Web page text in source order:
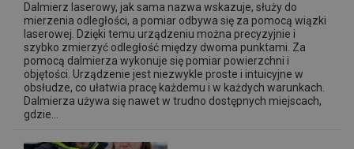
Dalmierz laserowy, jak sama nazwa wskazuje, służy do
mierzenia odległości, a pomiar odbywa się za pomocą wiązki
laserowej. Dzięki temu urządzeniu można precyzyjnie i
szybko zmierzyć odległość między dwoma punktami. Za
pomocą dalmierza wykonuje się pomiar powierzchni i
objętości. Urządzenie jest niezwykle proste i intuicyjne w
obsłudze, co ułatwia pracę każdemu i w każdych warunkach.
Dalmierza używa się nawet w trudno dostępnych miejscach,
gdzie...